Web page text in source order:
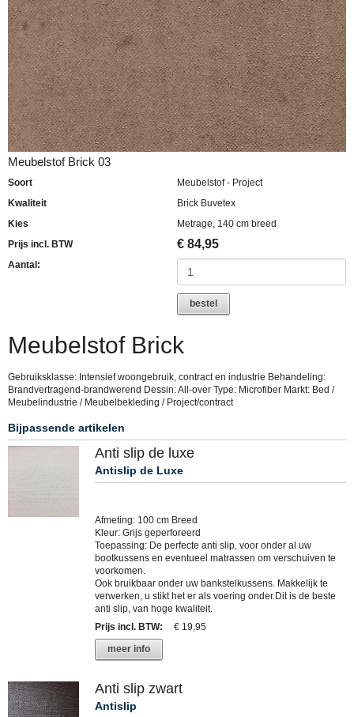
Meubelstof Brick 03
Soort
Meubelstof - Project
Kwaliteit
Brick Buvetex
Kies
Metrage, 140 cm breed
Prijs incl. BTW
€ 84,95
Aantal:
bestel
Meubelstof Brick
Gebruiksklasse: Intensief woongebruik, contract en industrie Behandeling:
Brandvertragend-brandwerend Dessin: All-over Type: Microfiber Markt: Bed /
Meubelindustrie / Meubelbekleding / Project/contract
Bijpassende artikelen
Anti slip de luxe
Antislip de Luxe
Afmeting: 100 cm Breed
Kleur: Grijs geperforeerd
Toepassing: De perfecte anti slip, voor onder al uw
bootkussens en eventueel matrassen om verschuiven te
voorkomen.
Ook bruikbaar onder uw bankstelkussens. Makkelijk te
verwerken, u stikt het er als voering onder.Dit is de beste
anti slip, van hoge kwaliteit.
Prijs incl. BTW:
€ 19,95
meer info
Anti slip zwart
Antislip